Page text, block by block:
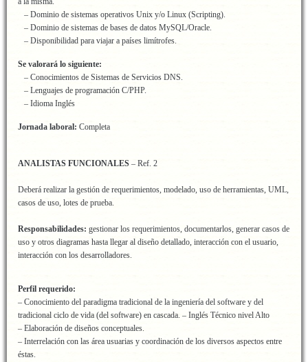
– Dominio de sistemas operativos Unix y/o Linux (Scripting).
– Dominio de sistemas de bases de datos MySQL/Oracle.
– Disponibilidad para viajar a países limítrofes.
Se valorará lo siguiente:
– Conocimientos de Sistemas de Servicios DNS.
– Lenguajes de programación C/PHP.
– Idioma Inglés
Jornada laboral: Completa
ANALISTAS FUNCIONALES – Ref. 2
Deberá realizar la gestión de requerimientos, modelado, uso de herramientas, UML,
casos de uso, lotes de prueba.
Responsabilidades: gestionar los requerimientos, documentarlos, generar casos de
uso y otros diagramas hasta llegar al diseño detallado, interacción con el usuario,
interacción con los desarrolladores.
Perfil requerido:
– Conocimiento del paradigma tradicional de la ingeniería del software y del
tradicional ciclo de vida (del software) en cascada. – Inglés Técnico nivel Alto
– Elaboración de diseños conceptuales.
– Interrelación con las área usuarias y coordinación de los diversos aspectos entre
éstas.